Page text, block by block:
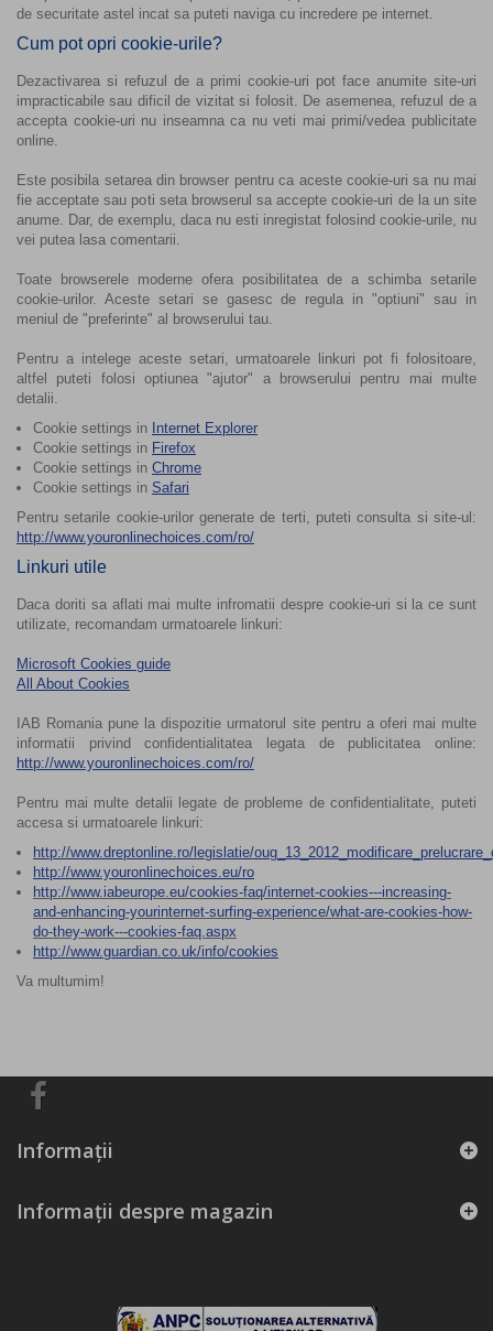
de securitate astel incat sa puteti naviga cu incredere pe internet.
Cum pot opri cookie-urile?
Dezactivarea si refuzul de a primi cookie-uri pot face anumite site-uri
impracticabile sau dificil de vizitat si folosit. De asemenea, refuzul de a
accepta cookie-uri nu inseamna ca nu veti mai primi/vedea publicitate
online.
Este posibila setarea din browser pentru ca aceste cookie-uri sa nu mai
fie acceptate sau poti seta browserul sa accepte cookie-uri de la un site
anume. Dar, de exemplu, daca nu esti inregistat folosind cookie-urile, nu
vei putea lasa comentarii.
Toate browserele moderne ofera posibilitatea de a schimba setarile
cookie-urilor. Aceste setari se gasesc de regula in "optiuni" sau in
meniul de "preferinte" al browserului tau.
Pentru a intelege aceste setari, urmatoarele linkuri pot fi folositoare,
altfel puteti folosi optiunea "ajutor" a browserului pentru mai multe
detalii.
Cookie settings in Internet Explorer
Cookie settings in Firefox
Cookie settings in Chrome
Cookie settings in Safari
Pentru setarile cookie-urilor generate de terti, puteti consulta si site-ul:
http://www.youronlinechoices.com/ro/
Linkuri utile
Daca doriti sa aflati mai multe infromatii despre cookie-uri si la ce sunt
utilizate, recomandam urmatoarele linkuri:
Microsoft Cookies guide
All About Cookies
IAB Romania pune la dispozitie urmatorul site pentru a oferi mai multe
informatii privind confidentialitatea legata de publicitatea online:
http://www.youronlinechoices.com/ro/
Pentru mai multe detalii legate de probleme de confidentialitate, puteti
accesa si urmatoarele linkuri:
http://www.dreptonline.ro/legislatie/
http://www.youronlinechoices.eu/ro
http://www.iabeurope.eu/cookies-faq/internet-cookies---increasing-
and-enhancing-yourinternet-surfing-experience/what-are-cookies-how-
do-they-work---cookies-faq.aspx
http://www.guardian.co.uk/info/cookies
Va multumim!
Informaţii
Informații despre magazin